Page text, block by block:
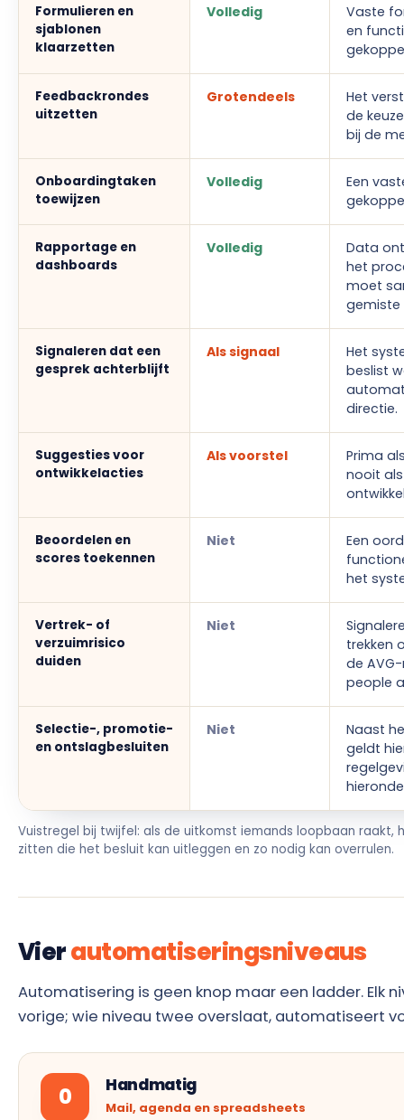
Formulieren en
sjablonen
klaarzetten
Volledig
Vaste
en
Feedbackrondes
uitzetten
Grotendeels
Het
de
bij de
Onboardingtaken
toewijzen
Volledig
Een
Rapportage en
dashboards
Volledig
Data
het
moet
gemiste
Signaleren dat een
gesprek achterblijft
Als signaal
Het
beslist
directie.
Suggesties voor
ontwikkelacties
Als voorstel
Prima
nooit
Beoordelen en
scores toekennen
Niet
Een
het
Vertrek- of
verzuimrisico
duiden
Niet
trekken
de
people
Selectie-, promotie-
en ontslagbesluiten
Niet
Naast
geldt
Vuistregel bij twijfel: als de uitkomst iemands loopbaan raakt,
zitten die het besluit kan uitleggen en zo nodig kan overrulen.
Vierautomatiseringsniveaus
Automatisering is geen knop maar een ladder. Elk
vorige; wie niveau twee overslaat, automatiseert
0 Handmatig
Mail, agenda en spreadsheets